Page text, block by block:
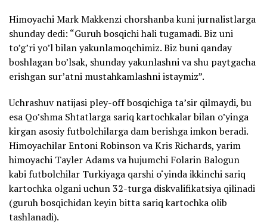
Himoyachi Mark Makkenzi chorshanba kuni jurnalistlarga
shunday dedi: “Guruh bosqichi hali tugamadi. Biz uni
to’g’ri yo’l bilan yakunlamoqchimiz. Biz buni qanday
boshlagan bo’lsak, shunday yakunlashni va shu paytgacha
erishgan sur’atni mustahkamlashni istaymiz”.
Uchrashuv natijasi pley-off bosqichiga ta’sir qilmaydi, bu
esa Qo’shma Shtatlarga sariq kartochkalar bilan o’yinga
kirgan asosiy futbolchilarga dam berishga imkon beradi.
Himoyachilar Entoni Robinson va Kris Richards, yarim
himoyachi Tayler Adams va hujumchi Folarin Balogun
kabi futbolchilar Turkiyaga qarshi o‘yinda ikkinchi sariq
kartochka olgani uchun 32-turga diskvalifikatsiya qilinadi
(guruh bosqichidan keyin bitta sariq kartochka olib
tashlanadi).